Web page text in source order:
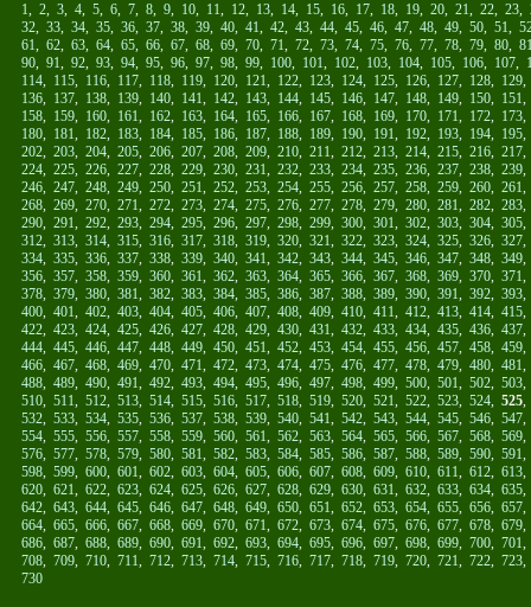
1, 2, 3, 4, 5, 6, 7, 8, 9, 10, 11, 12, 13, 14, 15, 16, 17, 18, 19, 20, 21, 22, 23,
32, 33, 34, 35, 36, 37, 38, 39, 40, 41, 42, 43, 44, 45, 46, 47, 48, 49, 50, 51,
61, 62, 63, 64, 65, 66, 67, 68, 69, 70, 71, 72, 73, 74, 75, 76, 77, 78, 79, 80,
90, 91, 92, 93, 94, 95, 96, 97, 98, 99, 100, 101, 102, 103, 104, 105, 106, 107,
114, 115, 116, 117, 118, 119, 120, 121, 122, 123, 124, 125, 126, 127, 128, 129
136, 137, 138, 139, 140, 141, 142, 143, 144, 145, 146, 147, 148, 149, 150, 151
158, 159, 160, 161, 162, 163, 164, 165, 166, 167, 168, 169, 170, 171, 172, 173
180, 181, 182, 183, 184, 185, 186, 187, 188, 189, 190, 191, 192, 193, 194, 195
202, 203, 204, 205, 206, 207, 208, 209, 210, 211, 212, 213, 214, 215, 216, 217
224, 225, 226, 227, 228, 229, 230, 231, 232, 233, 234, 235, 236, 237, 238, 239
246, 247, 248, 249, 250, 251, 252, 253, 254, 255, 256, 257, 258, 259, 260, 261
268, 269, 270, 271, 272, 273, 274, 275, 276, 277, 278, 279, 280, 281, 282, 283
290, 291, 292, 293, 294, 295, 296, 297, 298, 299, 300, 301, 302, 303, 304, 305
312, 313, 314, 315, 316, 317, 318, 319, 320, 321, 322, 323, 324, 325, 326, 327
334, 335, 336, 337, 338, 339, 340, 341, 342, 343, 344, 345, 346, 347, 348, 349
356, 357, 358, 359, 360, 361, 362, 363, 364, 365, 366, 367, 368, 369, 370, 371
378, 379, 380, 381, 382, 383, 384, 385, 386, 387, 388, 389, 390, 391, 392, 393
400, 401, 402, 403, 404, 405, 406, 407, 408, 409, 410, 411, 412, 413, 414, 415
422, 423, 424, 425, 426, 427, 428, 429, 430, 431, 432, 433, 434, 435, 436, 437
444, 445, 446, 447, 448, 449, 450, 451, 452, 453, 454, 455, 456, 457, 458, 459
466, 467, 468, 469, 470, 471, 472, 473, 474, 475, 476, 477, 478, 479, 480, 481
488, 489, 490, 491, 492, 493, 494, 495, 496, 497, 498, 499, 500, 501, 502, 503
510, 511, 512, 513, 514, 515, 516, 517, 518, 519, 520, 521, 522, 523, 524, 525
532, 533, 534, 535, 536, 537, 538, 539, 540, 541, 542, 543, 544, 545, 546, 547
554, 555, 556, 557, 558, 559, 560, 561, 562, 563, 564, 565, 566, 567, 568, 569
576, 577, 578, 579, 580, 581, 582, 583, 584, 585, 586, 587, 588, 589, 590, 591
598, 599, 600, 601, 602, 603, 604, 605, 606, 607, 608, 609, 610, 611, 612, 613
620, 621, 622, 623, 624, 625, 626, 627, 628, 629, 630, 631, 632, 633, 634, 635
642, 643, 644, 645, 646, 647, 648, 649, 650, 651, 652, 653, 654, 655, 656, 657
664, 665, 666, 667, 668, 669, 670, 671, 672, 673, 674, 675, 676, 677, 678, 679
686, 687, 688, 689, 690, 691, 692, 693, 694, 695, 696, 697, 698, 699, 700, 701
708, 709, 710, 711, 712, 713, 714, 715, 716, 717, 718, 719, 720, 721, 722, 723
730